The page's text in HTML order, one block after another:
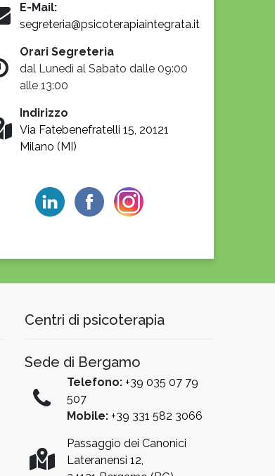
E-Mail:
segreteria@psicoterapiaintegrata.it
Orari Segreteria
dal Lunedì al Sabato dalle 09:00
alle 13:00
Indirizzo
Via Fatebenefratelli 15, 20121
Milano (MI)
Centri di psicoterapia
Sede di Bergamo
Telefono: +39 035 07 79
507
Mobile: +39 331 582 3066
Passaggio dei Canonici
Lateranensi 12,